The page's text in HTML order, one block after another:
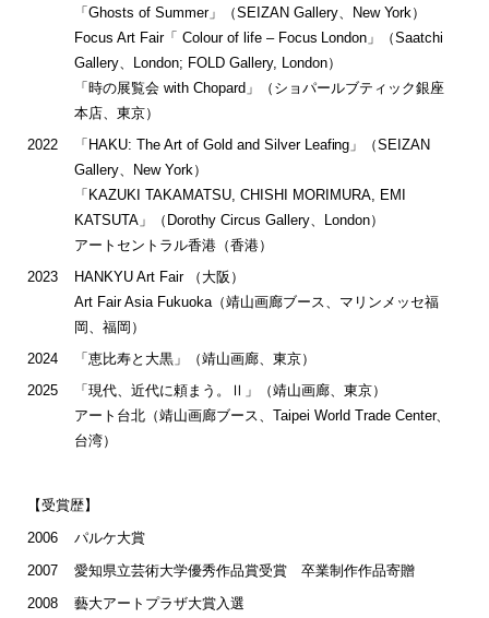
「Ghosts of Summer」（SEIZAN Gallery、New York）
Focus Art Fair「 Colour of life – Focus London」（Saatchi
Gallery、London; FOLD Gallery, London）
「時の展覧会 with Chopard」（ショパールブティック銀座
本店、東京）
2022
「HAKU: The Art of Gold and Silver Leafing」（SEIZAN
Gallery、New York）
「KAZUKI TAKAMATSU, CHISHI MORIMURA, EMI
KATSUTA」（Dorothy Circus Gallery、London）
アートセントラル香港（香港）
2023
HANKYU Art Fair （大阪）
Art Fair Asia Fukuoka（靖山画廊ブース、マリンメッセ福
岡、福岡）
2024
「恵比寿と大黒」（靖山画廊、東京）
2025
「現代、近代に頼まう。Ⅱ」（靖山画廊、東京）
アート台北（靖山画廊ブース、Taipei World Trade Center、
台湾）
【受賞歴】
2006
パルケ大賞
2007
愛知県立芸術大学優秀作品賞受賞 卒業制作作品寄贈
2008
藝大アートプラザ大賞入選